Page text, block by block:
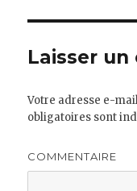
Laisser
Votre adresse e-
obligatoires sont
COMMENTAIRE